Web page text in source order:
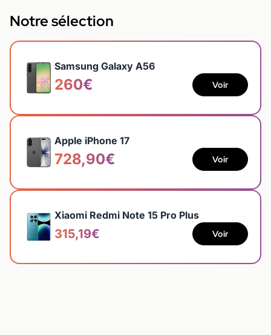
Notre sélection
Samsung Galaxy A56
260€ Voir
Apple iPhone 17
728,90€ Voir
Xiaomi Redmi Note 15 Pro Plus
315,19€ Voir